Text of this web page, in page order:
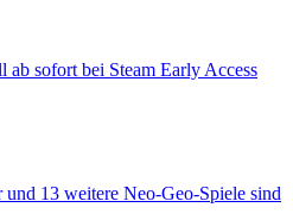
sofort bei Steam Early Access
13 weitere Neo-Geo-Spiele sind